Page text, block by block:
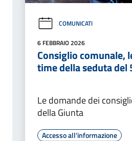
COMUNICATI
6 FEBBRAIO 2026
Consiglio comunale,
time della seduta del
Le domande dei
della Giunta
Accesso all'informazione